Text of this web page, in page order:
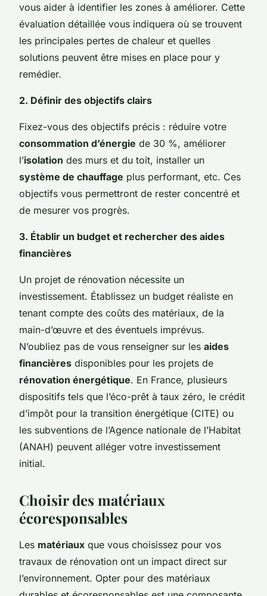
vous aider à identifier les zones à améliorer. Cette
évaluation détaillée vous indiquera où se trouvent
les principales pertes de chaleur et quelles
solutions peuvent être mises en place pour y
remédier.
2. Définir des objectifs clairs
Fixez-vous des objectifs précis : réduire votre
consommation d’énergie de 30 %, améliorer
l’isolation des murs et du toit, installer un
système de chauffage plus performant, etc. Ces
objectifs vous permettront de rester concentré et
de mesurer vos progrès.
3. Établir un budget et rechercher des aides
financières
Un projet de rénovation nécessite un
investissement. Établissez un budget réaliste en
tenant compte des coûts des matériaux, de la
main-d’œuvre et des éventuels imprévus.
N’oubliez pas de vous renseigner sur les aides
financières disponibles pour les projets de
rénovation énergétique. En France, plusieurs
dispositifs tels que l’éco-prêt à taux zéro, le crédit
d’impôt pour la transition énergétique (CITE) ou
les subventions de l’Agence nationale de l’Habitat
(ANAH) peuvent alléger votre investissement
initial.
Choisir des matériaux
écoresponsables
Les matériaux que vous choisissez pour vos
travaux de rénovation ont un impact direct sur
l’environnement. Opter pour des matériaux